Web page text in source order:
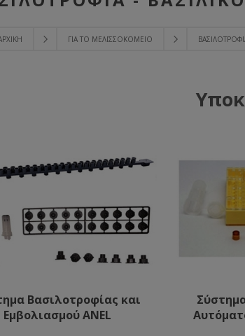
ΓΙΑ ΤΟ ΜΕΛΙΣΣΟΚΟΜΕΊΟ
Βασιλοτροφίας και
Εμβολιασμού ANEL